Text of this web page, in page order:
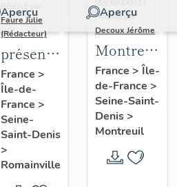
Aperçu
Réalisé par
Faure Julie
(Rédacteur)
présentation
de
l'inventaire
de la
commune
de
Romainville
France >
Île-de-
France >
Seine-
Saint-Denis
>
Romainville
Aperçu
Réalisé par
Decoux Jérôme
Montreuil
-
Patrimoine
industriel
-
générale
France > Île-
de-France >
Seine-Saint-
Denis>
Montreuil